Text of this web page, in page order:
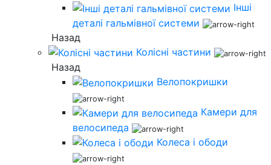
Інші
деталі гальмівної системи
Назад
Колісні частини
Назад
Велопокришки
Камери для
велосипеда
Колеса і ободи